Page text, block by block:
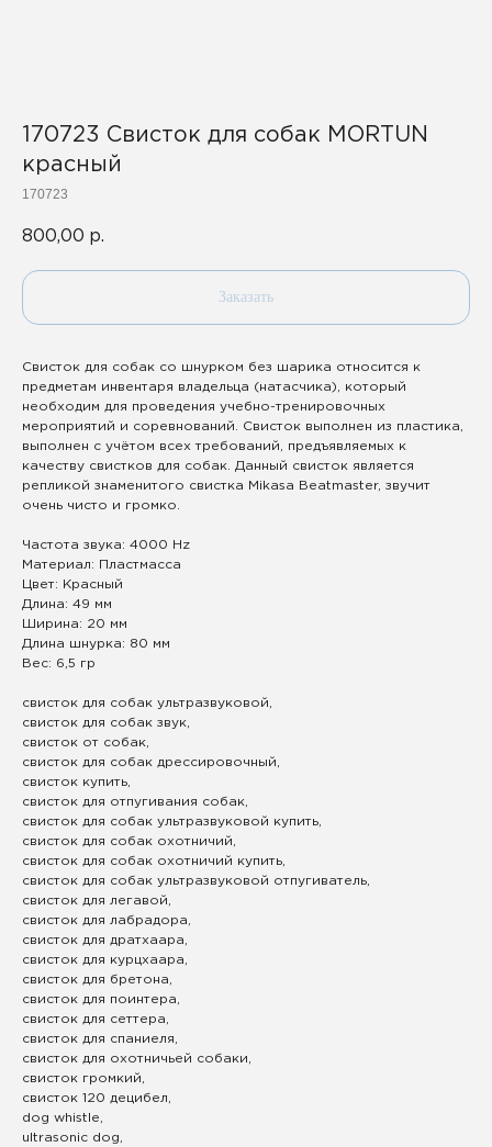
170723 Свисток для собак MORTUN
красный
170723
800,00 р.
Заказать
Свисток для собак со шнурком без шарика относится к
предметам инвентаря владельца (натасчика), который
необходим для проведения учебно-тренировочных
мероприятий и соревнований. Свисток выполнен из пластика,
выполнен с учётом всех требований, предъявляемых к
качеству свистков для собак. Данный свисток является
репликой знаменитого свистка Mikasa Beatmaster, звучит
очень чисто и громко.
Частота звука: 4000 Hz
Материал: Пластмасса
Цвет: Красный
Длина: 49 мм
Ширина: 20 мм
Длина шнурка: 80 мм
Вес: 6,5 гр
свисток для собак ультразвуковой,
свисток для собак звук,
свисток от собак,
свисток для собак дрессировочный,
свисток купить,
свисток для отпугивания собак,
свисток для собак ультразвуковой купить,
свисток для собак охотничий,
свисток для собак охотничий купить,
свисток для собак ультразвуковой отпугиватель,
свисток для легавой,
свисток для лабрадора,
свисток для дратхаара,
свисток для курцхаара,
свисток для бретона,
свисток для поинтера,
свисток для сеттера,
свисток для спаниеля,
свисток для охотничьей собаки,
свисток громкий,
свисток 120 децибел,
dog whistle,
ultrasonic dog,